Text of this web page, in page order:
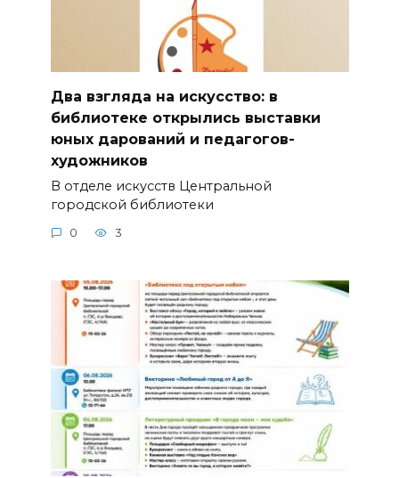
Два взгляда на искусство: в
библиотеке открылись выставки
юных дарований и педагогов-
художников
В отделе искусств Центральной
городской библиотеки
0 3